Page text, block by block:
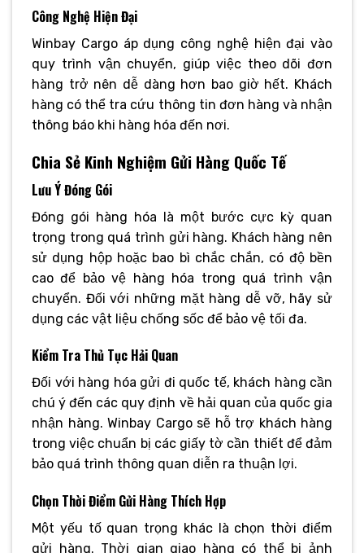
Công Nghệ Hiện Đại
Winbay Cargo áp dụng công nghệ hiện đại vào
quy trình vận chuyển, giúp việc theo dõi đơn
hàng trở nên dễ dàng hơn bao giờ hết. Khách
hàng có thể tra cứu thông tin đơn hàng và nhận
thông báo khi hàng hóa đến nơi.
Chia Sẻ Kinh Nghiệm Gửi Hàng Quốc Tế
Lưu Ý Đóng Gói
Đóng gói hàng hóa là một bước cực kỳ quan
trọng trong quá trình gửi hàng. Khách hàng nên
sử dụng hộp hoặc bao bì chắc chắn, có độ bền
cao để bảo vệ hàng hóa trong quá trình vận
chuyển. Đối với những mặt hàng dễ vỡ, hãy sử
dụng các vật liệu chống sốc để bảo vệ tối đa.
Kiểm Tra Thủ Tục Hải Quan
Đối với hàng hóa gửi đi quốc tế, khách hàng cần
chú ý đến các quy định về hải quan của quốc gia
nhận hàng. Winbay Cargo sẽ hỗ trợ khách hàng
trong việc chuẩn bị các giấy tờ cần thiết để đảm
bảo quá trình thông quan diễn ra thuận lợi.
Chọn Thời Điểm Gửi Hàng Thích Hợp
Một yếu tố quan trọng khác là chọn thời điểm
gửi hàng. Thời gian giao hàng có thể bị ảnh